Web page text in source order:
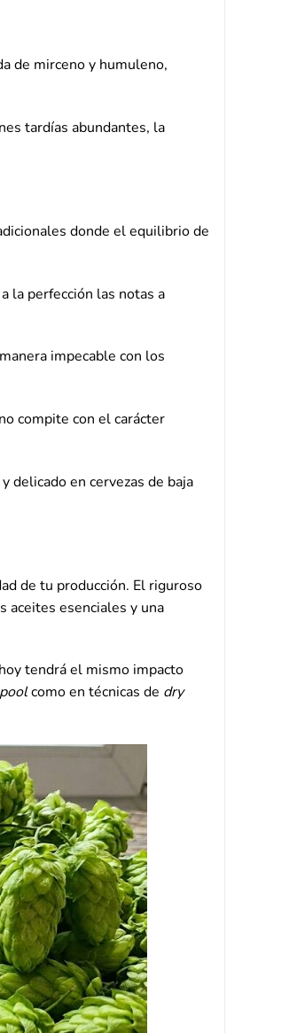
de mirceno y humuleno,
tardías abundantes, la
donde el equilibrio de
la perfección las notas a
impecable con los
compite con el carácter
delicado en cervezas de baja
de tu producción. El riguroso
aceites esenciales y una
tendrá el mismo impacto
como en técnicas de dry